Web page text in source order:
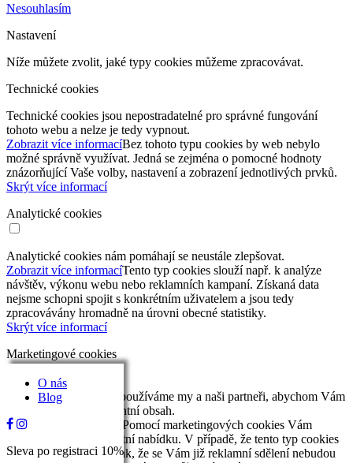
O nás
Blog
Sleva po registraci 10%
Nesouhlasím
Nastavení
Níže můžete zvolit, jaké typy cookies můžeme zpracovávat.
Technické cookies
Technické cookies jsou nepostradatelné pro správné fungování
tohoto webu a nelze je tedy vypnout.
Zobrazit více informacíBez tohoto typu cookies by web nebylo
možné správně využívat. Jedná se zejména o pomocné hodnoty
znázorňující Vaše volby, nastavení a zobrazení jednotlivých prvků.
Skrýt více informací
Analytické cookies
Analytické cookies nám pomáhají se neustále zlepšovat.
Zobrazit více informacíTento typ cookies slouží např. k analýze
návštěv, výkonu webu nebo reklamních kampaní. Získaná data
nejsme schopni spojit s konkrétním uživatelem a jsou tedy
zpracovávány hromadně na úrovni obecné statistiky.
Skrýt více informací
Marketingové cookies
Marketingové cookies používáme my a naši partneři, abychom Vám
mohli nabídnout relevantní obsah.
Zobrazit více informací
Pomocí marketingových cookies Vám
můžeme zajistit relevantní nabídku. V případě, že tento typ cookies
nepovolíte, nezajistíte tak, že se Vám již reklamní sdělení nebudou